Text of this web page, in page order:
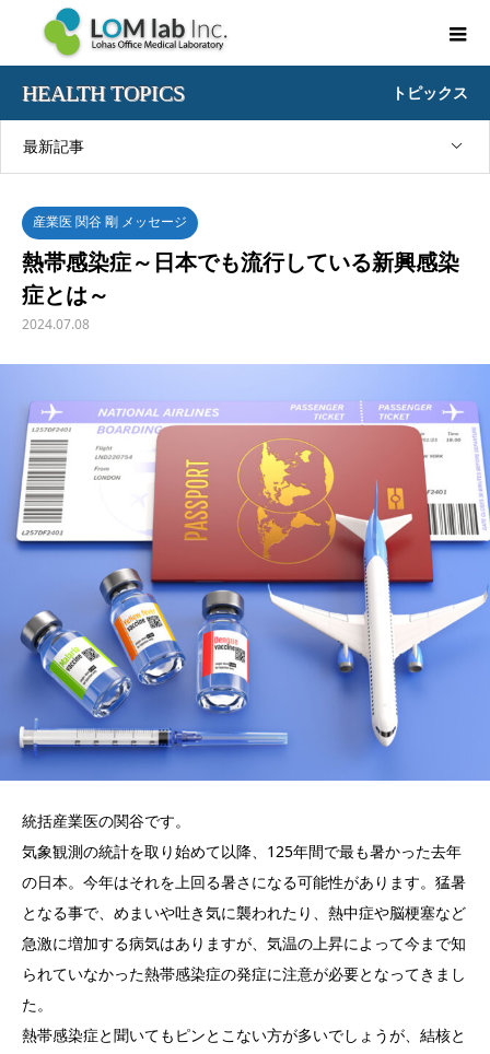
HEALTH TOPICS トピックス
最新記事
産業医 関谷 剛 メッセージ
熱帯感染症～日本でも流行している新興感染
症とは～
2024.07.08
統括産業医の関谷です。
気象観測の統計を取り始めて以降、125年間で最も暑かった去年
の日本。今年はそれを上回る暑さになる可能性があります。猛暑
となる事で、めまいや吐き気に襲われたり、熱中症や脳梗塞など
急激に増加する病気はありますが、気温の上昇によって今まで知
られていなかった熱帯感染症の発症に注意が必要となってきまし
た。
熱帯感染症と聞いてもピンとこない方が多いでしょうが、結核と